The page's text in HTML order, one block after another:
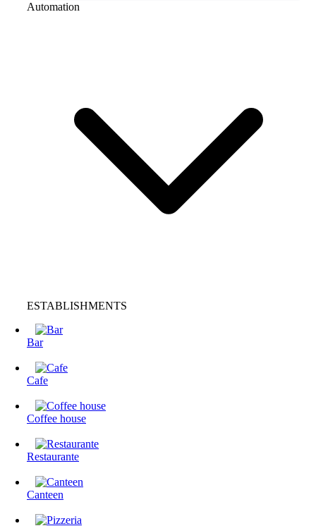
Automation
ESTABLISHMENTS
Bar
Cafe
Coffee house
Restaurante
Canteen